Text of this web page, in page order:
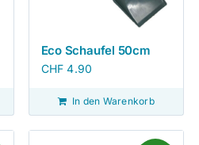
Eco Schaufel 50cm
CHF 4.90
In den Warenkorb